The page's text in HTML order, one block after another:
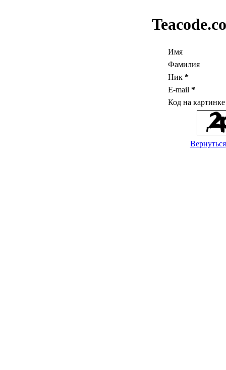
Имя
Фамилия
Ник *
E-mail *
Код на
Вернуться